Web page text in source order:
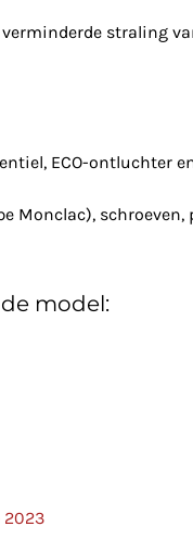
straling
ECO-ontluchter
Monclac), schroeven,
model:
2023